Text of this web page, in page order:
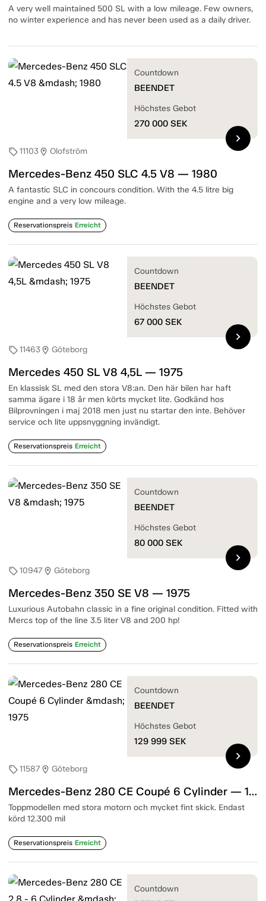
A very well maintained 500 SL with a low mileage. Few owners,
no winter experience and has never been used as a daily driver.
sell11103location_on Olofström
Mercedes-Benz 450 SLC 4.5 V8 — 1980
A fantastic SLC in concours condition. With the 4.5 litre big
engine and a very low mileage.
Reservationspreis Erreicht
Countdown
BEENDET
Höchstes Gebot
270 000 SEK
chevron_right
sell11463location_on Göteborg
Mercedes 450 SL V8 4,5L — 1975
En klassisk SL med den stora V8:an. Den här bilen har haft
samma ägare i 18 år men körts mycket lite. Godkänd hos
Bilprovningen i maj 2018 men just nu startar den inte. Behöver
service och lite uppsnyggning invändigt.
Reservationspreis Erreicht
Countdown
BEENDET
Höchstes Gebot
67 000 SEK
chevron_right
sell10947location_on Göteborg
Mercedes-Benz 350 SE V8 — 1975
Luxurious Autobahn classic in a fine original condition. Fitted with
Mercs top of the line 3.5 liter V8 and 200 hp!
Reservationspreis Erreicht
Countdown
BEENDET
Höchstes Gebot
80 000 SEK
chevron_right
sell11587location_on Göteborg
Mercedes-Benz 280 CE Coupé 6 Cylinder — 1975
Toppmodellen med stora motorn och mycket fint skick. Endast
körd 12.300 mil
Reservationspreis Erreicht
Countdown
BEENDET
Höchstes Gebot
129 999 SEK
chevron_right
Countdown